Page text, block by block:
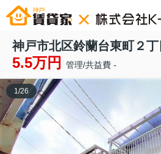
神戸市北区鈴蘭台東町２
5.5万円 管理/共益費 -
1/26